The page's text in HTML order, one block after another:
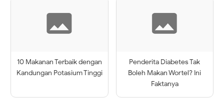
10 Makanan Terbaik dengan
Kandungan Potasium Tinggi
Penderita Diabetes Tak
Boleh Makan Wortel? Ini
Faktanya